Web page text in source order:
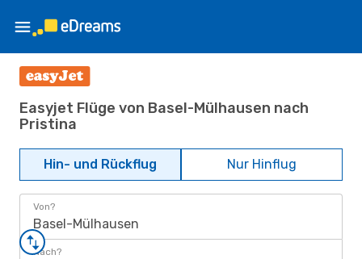
Easyjet Flüge von Basel-Mülhausen nach
Pristina
Hin- und Rückflug Nur Hinflug
Von?
Basel-Mülhausen
Nach?